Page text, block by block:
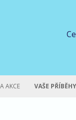
AKCE VAŠE PŘÍBĚHY